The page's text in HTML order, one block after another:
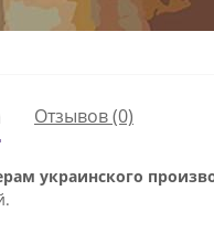
Отзывов (0)
украинского